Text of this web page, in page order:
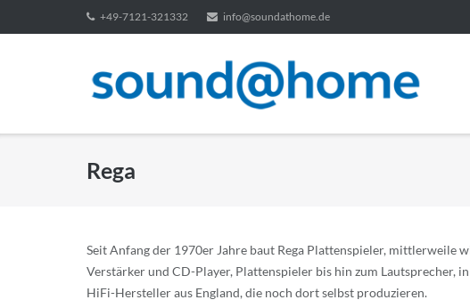
zum
+49-7121-321332 info@soundathome.de
Rega
Seit Anfang der 1970er Jahre baut Rega Plattenspieler, mittlerweile
Verstärker und CD-Player, Plattenspieler bis hin zum Lautsprecher,
HiFi-Hersteller aus England, die noch dort selbst produzieren.